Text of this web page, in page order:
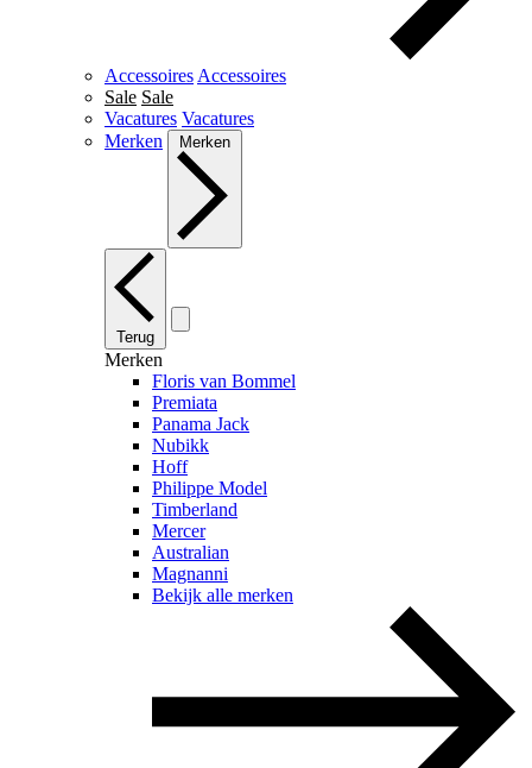
Accessoires Accessoires
Sale Sale
Vacatures Vacatures
Merken
Merken
Terug
Merken
Floris van Bommel
Premiata
Panama Jack
Nubikk
Hoff
Philippe Model
Timberland
Mercer
Australian
Magnanni
Bekijk alle merken